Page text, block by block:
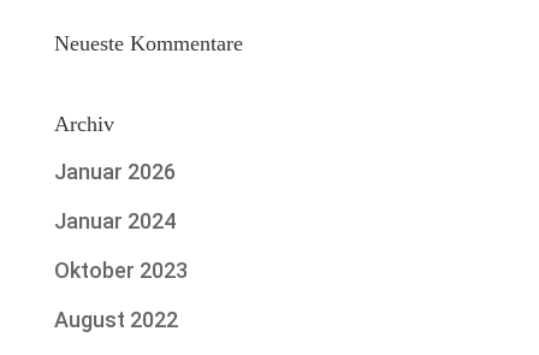
Neueste Kommentare
Archiv
Januar 2026
Januar 2024
Oktober 2023
August 2022